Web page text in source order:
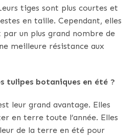
tiges sont plus courtes et
en taille. Cependant, elles
par un plus grand nombre de
meilleure résistance aux
tulipes botaniques en été ?
leur grand avantage. Elles
en terre toute l’année. Elles
de la terre en été pour